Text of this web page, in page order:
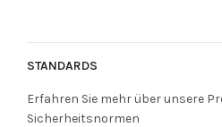
STANDARDS
Erfahren Sie mehr über unsere
Sicherheitsnormen